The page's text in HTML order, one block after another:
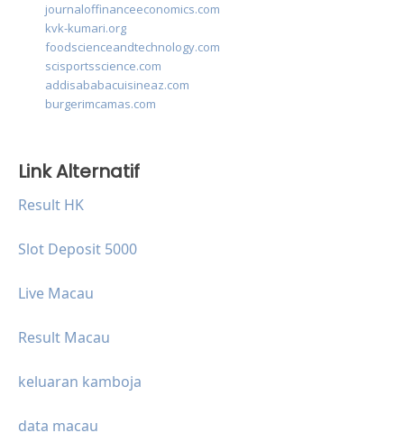
journaloffinanceeconomics.com
kvk-kumari.org
foodscienceandtechnology.com
scisportsscience.com
addisababacuisineaz.com
burgerimcamas.com
Link Alternatif
Result HK
Slot Deposit 5000
Live Macau
Result Macau
keluaran kamboja
data macau